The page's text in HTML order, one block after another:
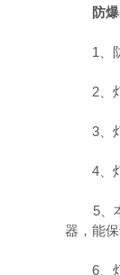
防
1、防
2、灯
3、灯
4、灯
5、本
器，能
6、灯